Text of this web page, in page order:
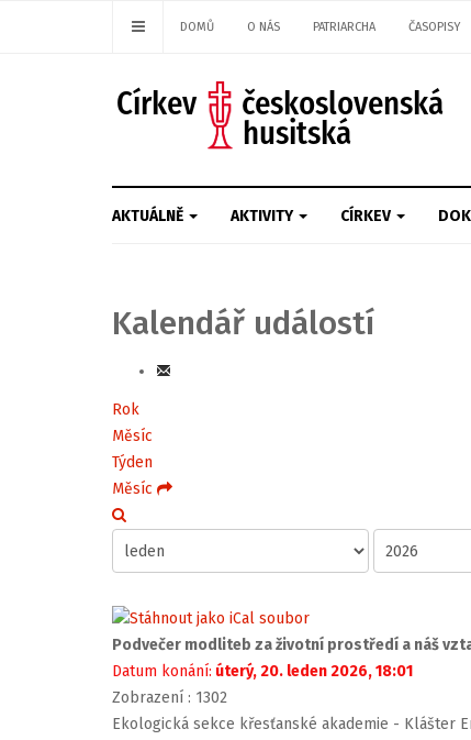
DOMŮ O NÁS PATRIARCHA ČASOPISY
AKTUÁLNĚ AKTIVITY CÍRKEV
Kalendář událostí
Rok
Měsíc
Týden
Měsíc
Podvečer modliteb za životní prostředí a náš
Datum konání: úterý, 20. leden 2026, 18:01
Zobrazení : 1302
Ekologická sekce křesťanské akademie - Klášter